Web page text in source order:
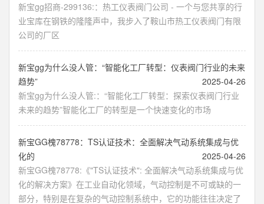
新宝gg招商-299136:：热工仪表阀门公司 - 一个与您共享的行
业宝库在钢铁的隆隆声中，我步入了鞍山市热工仪表阀门有限
公司的厂区
新宝gg为什么没人管：“智能化工厂转型：仪表阀门行业的未来
趋势”
2025-04-26
新宝gg为什么没人管:：“智能化工厂转型：探索仪表阀门行业
未来的趋势”智能化工厂的转型是一个快速变化的市场
新宝GG槐78778：TS认证技术：全面解决气动系统集成与优
化的
2025-04-26
新宝GG槐78778:《"TS认证技术": 全面解决气动系统集成与优
化的解决方案》在工业自动化领域，气动控制是不可或缺的一
部分，特别是在复杂的气动控制系统中，它的功能往往决定了